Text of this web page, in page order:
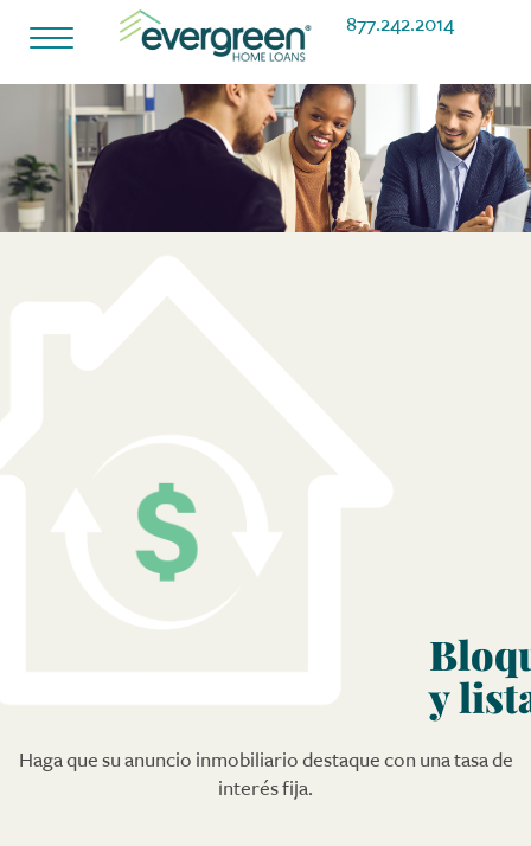
Alternar
877.242.2014
y
Haga que su anuncio inmobiliario destaque con una tasa de
interés fija.